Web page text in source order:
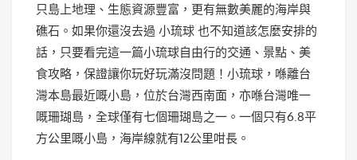
只島上地理、生態資源豐富，更有無數美麗的海岸與
礁石。如果你還沒去過 小琉球 也不知道該怎麼安排的
話，只要看完這一篇小琉球自由行的交通、景點、美
食攻略，保證讓你玩好玩滿沒問題！小琉球，喺離台
灣本島最近嘅小島，位於台灣西南面，亦喺台灣唯一
嘅珊瑚島，全球僅有七個珊瑚島之一。一個只有6.8平
方公里嘅小島，海岸線就有12公里咁長。